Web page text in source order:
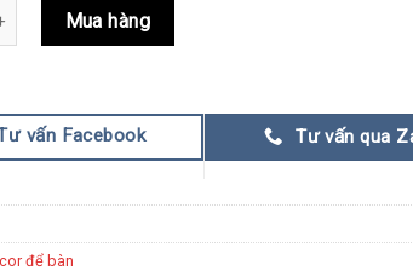
Diệt quantityMua hàng
vấn Facebook Tư vấn qua
để bàn